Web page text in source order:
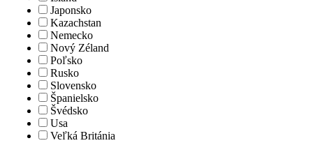
Japonsko
Kazachstan
Nemecko
Nový Zéland
Poľsko
Rusko
Slovensko
Španielsko
Švédsko
Usa
Veľká Británia